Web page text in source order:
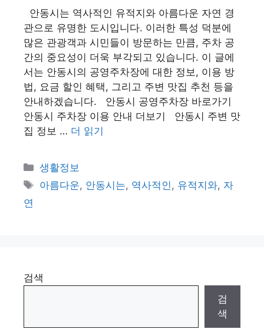
안동시는 역사적인 유적지와 아름다운 자연 경
관으로 유명한 도시입니다. 이러한 특성 덕분에
많은 관광객과 시민들이 방문하는 만큼, 주차 공
간의 중요성이 더욱 부각되고 있습니다. 이 글에
서는 안동시의 공영주차장에 대한 정보, 이용 방
법, 요금 할인 혜택, 그리고 주변 맛집 추천 등을
안내하겠습니다. 안동시 공영주차장 바로가기
안동시 주차장 이용 안내 더보기 안동시 주변 맛
집 정보 … 더 읽기
카
테
고
생활정보
태
아름다운, 안동시는, 역사적인 , 유적지와, 자
연
검색
검
색